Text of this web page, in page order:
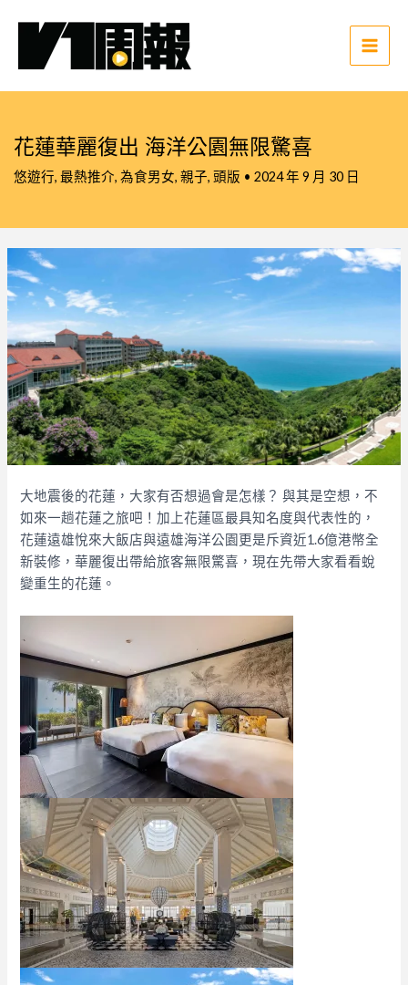
Main
花蓮華麗復出 海洋公園無限驚喜
悠遊行, 最熱推介, 為食男女, 親子, 頭版 • 2024 年 9 月 30 日
大地震後的花蓮，大家有否想過會是怎樣？ 與其是空想，不
如來一趟花蓮之旅吧！加上花蓮區最具知名度與代表性的，
花蓮遠雄悅來大飯店與遠雄海洋公園更是斥資近1.6億港幣全
新裝修，華麗復出帶給旅客無限驚喜，現在先帶大家看看蛻
變重生的花蓮。